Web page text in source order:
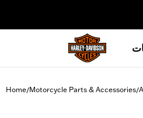
Home/Motorcycle Parts & Accessories/